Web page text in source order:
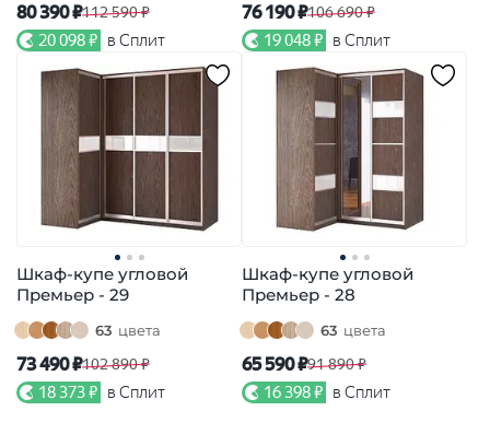
80 390 ₽112 590 ₽
20 098 ₽ в Сплит
76 190 ₽106 690 ₽
19 048 ₽ в Сплит
Шкаф-купе угловой
Премьер - 29
63 цвета
73 490 ₽102 890 ₽
18 373 ₽ в Сплит
Шкаф-купе угловой
Премьер - 28
63 цвета
65 590 ₽91 890 ₽
16 398 ₽ в Сплит